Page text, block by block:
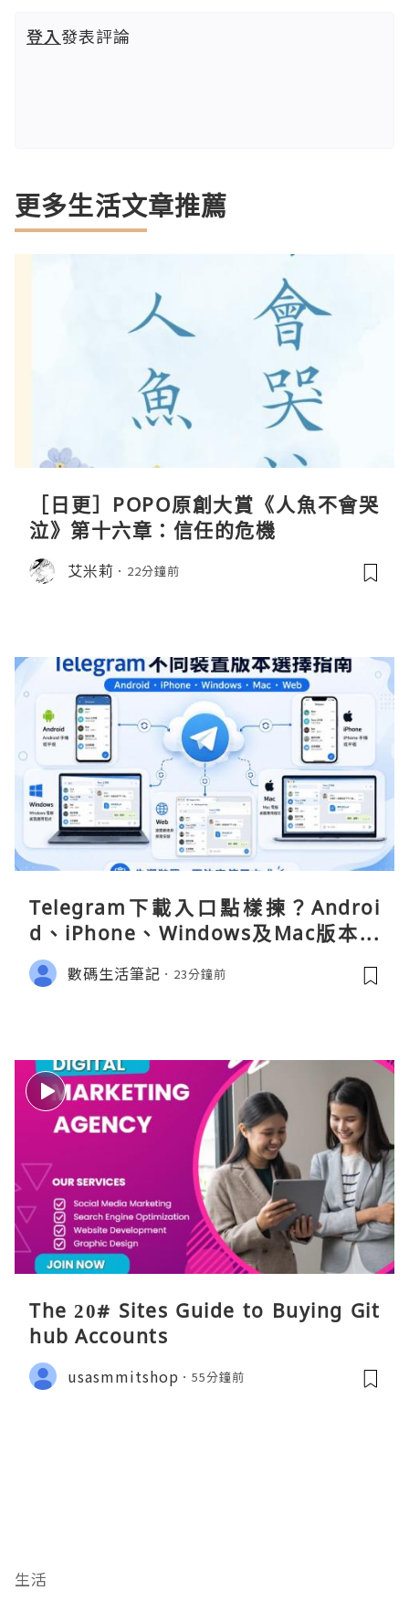
登入發表評論
更多生活文章推薦
［日更］POPO原創大賞《人魚不會哭
泣》第十六章：信任的危機
艾米莉 22分鐘前
Telegram下載入口點樣揀？Androi
d、iPhone、Windows及Mac版本分
別
數碼生活筆記 23分鐘前
The 20# Sites Guide to Buying Git
hub Accounts
usasmmitshop 55分鐘前
生活